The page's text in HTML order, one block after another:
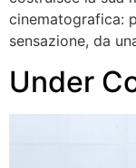
cinematografica:
sensazione, da
Under